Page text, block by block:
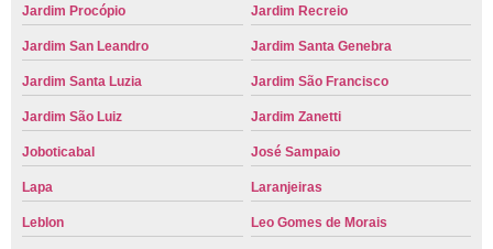
Jardim Procópio Jardim Recreio
Jardim San Leandro Jardim Santa Genebra
Jardim Santa Luzia Jardim São Francisco
Jardim São Luiz Jardim Zanetti
Joboticabal José Sampaio
Lapa Laranjeiras
Leblon Leo Gomes de Morais